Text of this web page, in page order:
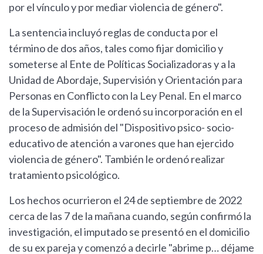
por el vínculo y por mediar violencia de género".
La sentencia incluyó reglas de conducta por el
término de dos años, tales como fijar domicilio y
someterse al Ente de Políticas Socializadoras y a la
Unidad de Abordaje, Supervisión y Orientación para
Personas en Conflicto con la Ley Penal. En el marco
de la Supervisación le ordenó su incorporación en el
proceso de admisión del "Dispositivo psico- socio-
educativo de atención a varones que han ejercido
violencia de género". También le ordenó realizar
tratamiento psicológico.
Los hechos ocurrieron el 24 de septiembre de 2022
cerca de las 7 de la mañana cuando, según confirmó la
investigación, el imputado se presentó en el domicilio
de su ex pareja y comenzó a decirle "abrime p… déjame